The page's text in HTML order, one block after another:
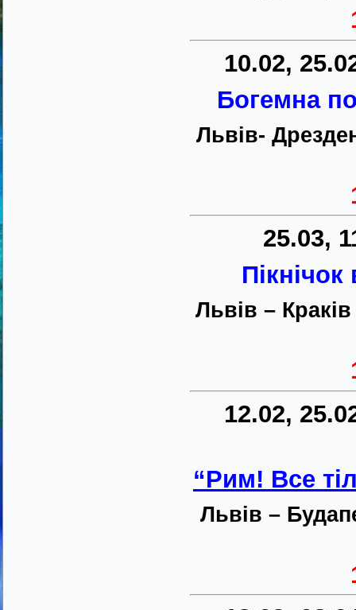
10.02,
Богемна
Львів-
25.03,
Львів –
12.02,
“Рим! Все
Львів –